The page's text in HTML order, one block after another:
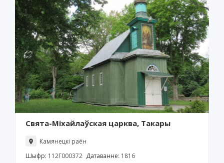
Свята-Міхайлаўская царква, Такары
Камянецкі раён
Шыфр: 112Г000372 Датаванне: 1816